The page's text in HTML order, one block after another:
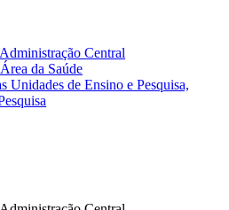
Central
da Saúde
Unidades de Ensino e Pesquisa,